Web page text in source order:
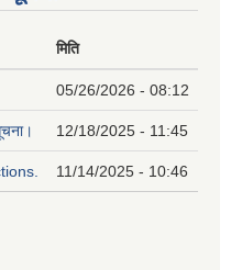
मिति
05/26/2026 - 08:12
12/18/2025 - 11:45
11/14/2025 - 10:46